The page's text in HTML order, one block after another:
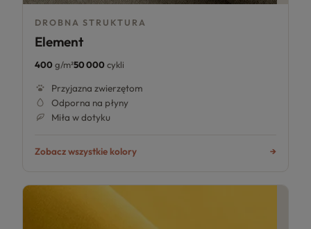
DROBNA STRUKTURA
Element
400g/m²50 000cykli
Przyjazna zwierzętom
Odporna na płyny
Miła w dotyku
Zobacz wszystkie kolory